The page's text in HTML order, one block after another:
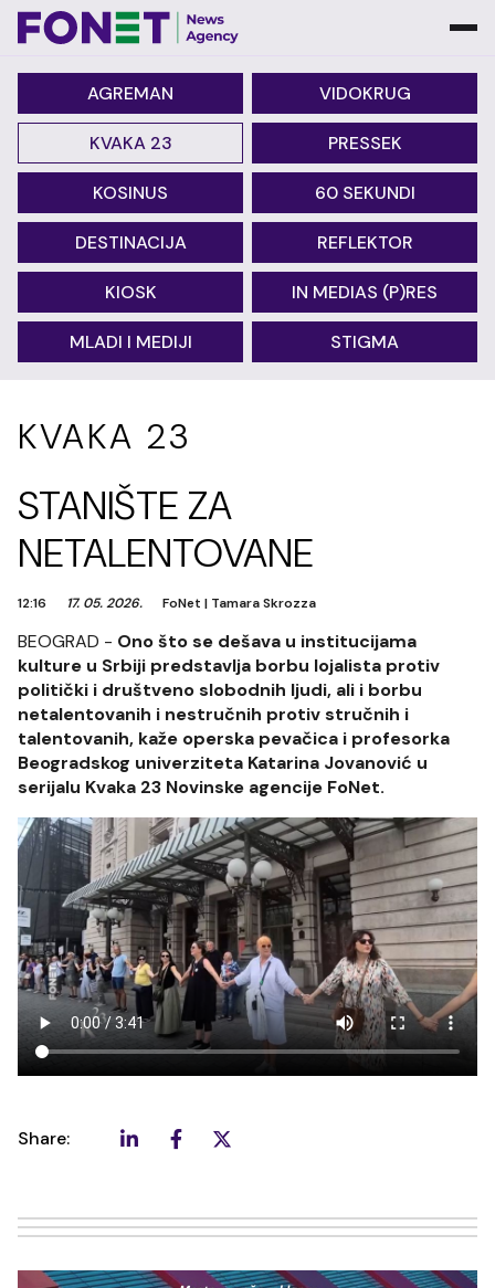
AGREMAN VIDOKRUG
KVAKA 23 PRESSEK
KOSINUS 60 SEKUNDI
DESTINACIJA REFLEKTOR
KIOSK IN MEDIAS (P)RES
MLADI I MEDIJI STIGMA
KVAKA 23
STANIŠTE ZA
NETALENTOVANE
12:16 17. 05. 2026. FoNet | Tamara Skrozza
BEOGRAD - Ono što se dešava u institucijama
kulture u Srbiji predstavlja borbu lojalista protiv
politički i društveno slobodnih ljudi, ali i borbu
netalentovanih i nestručnih protiv stručnih i
talentovanih, kaže operska pevačica i profesorka
Beogradskog univerziteta Katarina Jovanović u
serijalu Kvaka 23 Novinske agencije FoNet.
Share: